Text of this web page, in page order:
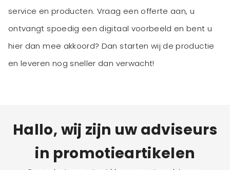
service en producten. Vraag een offerte aan, u
ontvangt spoedig een digitaal voorbeeld en bent u
hier dan mee akkoord? Dan starten wij de productie
en leveren nog sneller dan verwacht!
Hallo, wij zijn uw adviseurs
in promotieartikelen